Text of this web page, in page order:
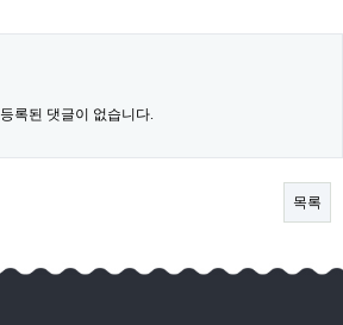
등록된 댓글이 없습니다.
목록